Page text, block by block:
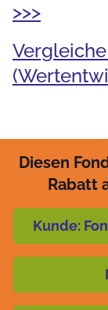
>>>
Diesen
Rabatt
Kunde: